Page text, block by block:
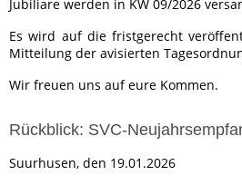
Jubiliare werden in KW 09/2026
Es wird auf die fristgerecht
Mitteilung der avisierten
Wir freuen uns auf eure Kommen.
Rückblick: SVC-
Suurhusen, den 19.01.2026